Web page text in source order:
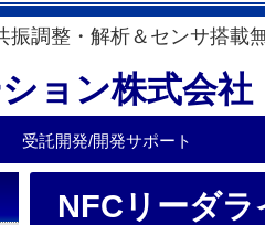
振調整・解析＆センサ搭載
ョン株式会社
受託開発/開発サポート
NFCリーダ